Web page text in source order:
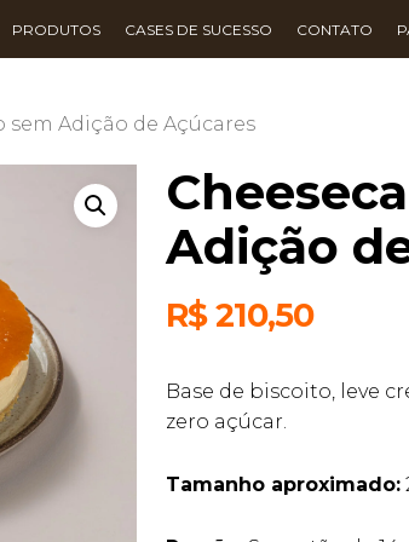
PRODUTOS CASES DE SUCESSO CONTATO
sem Adição de Açúcares
Adição
R$210,50
Base de biscoito, leve
zero açúcar.
Tamanho aproximado: